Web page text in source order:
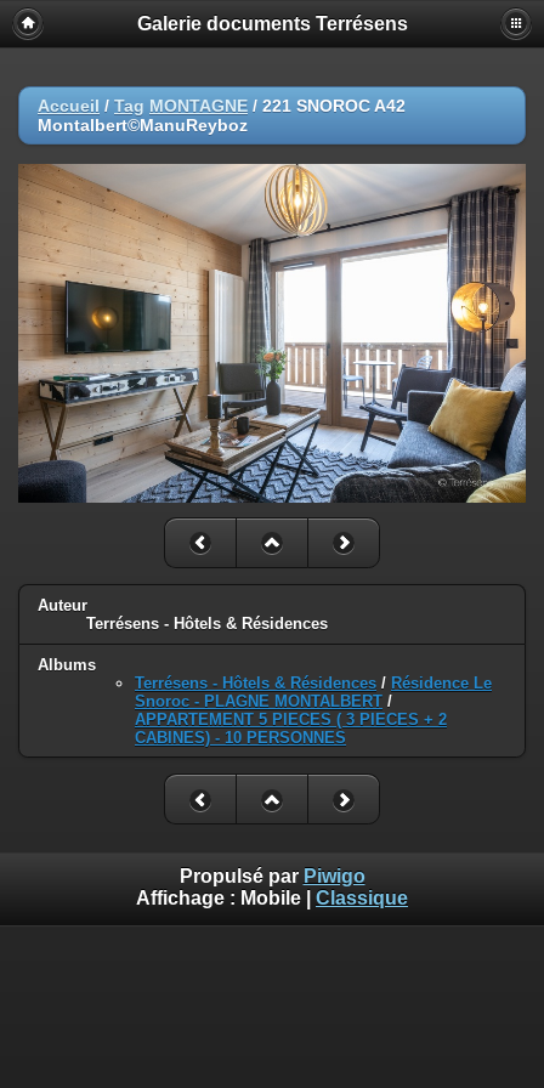
Galerie documents Terrésens
Accueil / Tag MONTAGNE / 221 SNOROC A42
Montalbert©ManuReyboz
Auteur
Terrésens - Hôtels & Résidences
Albums
Terrésens - Hôtels & Résidences / Résidence Le
Snoroc - PLAGNE MONTALBERT /
APPARTEMENT 5 PIECES ( 3 PIECES + 2
CABINES) - 10 PERSONNES
Propulsé par Piwigo
Affichage : Mobile Classique